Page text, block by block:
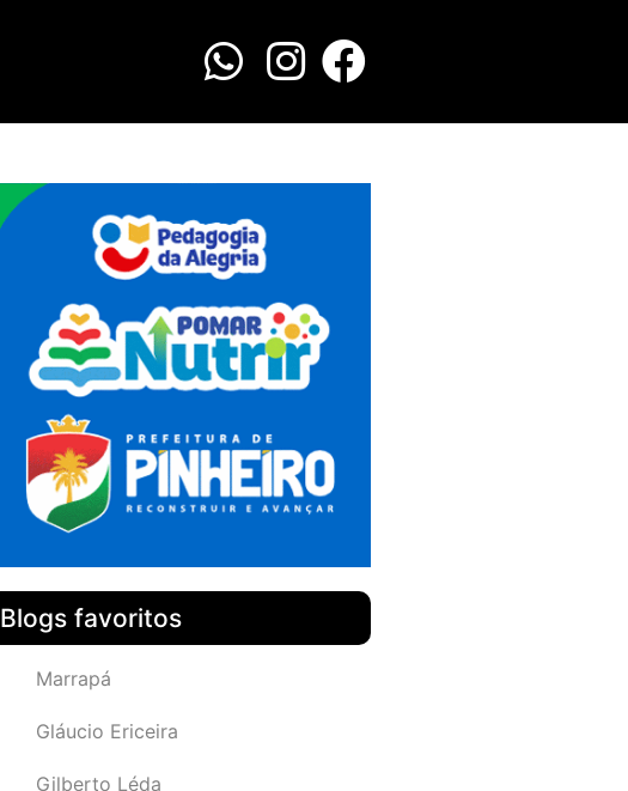
Blogs favoritos
Marrapá
Gláucio Ericeira
Gilberto Léda